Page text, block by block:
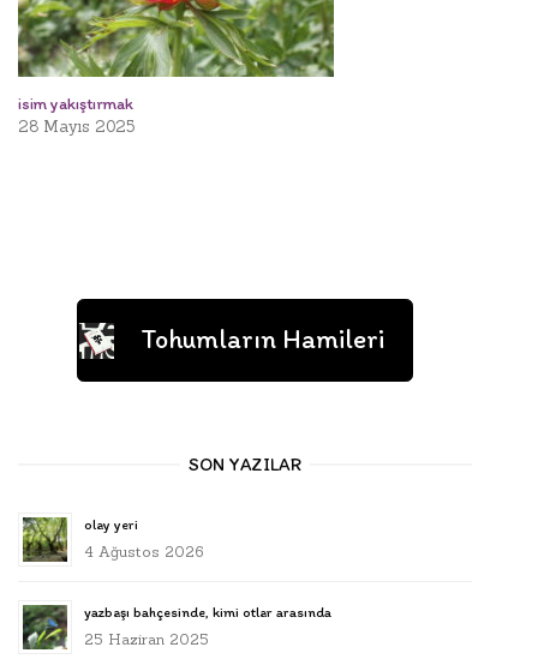
isim yakıştırmak
28 Mayıs 2025
Tohumların Hamileri
SON YAZILAR
olay yeri
4 Ağustos 2026
yazbaşı bahçesinde, kimi otlar arasında
25 Haziran 2025